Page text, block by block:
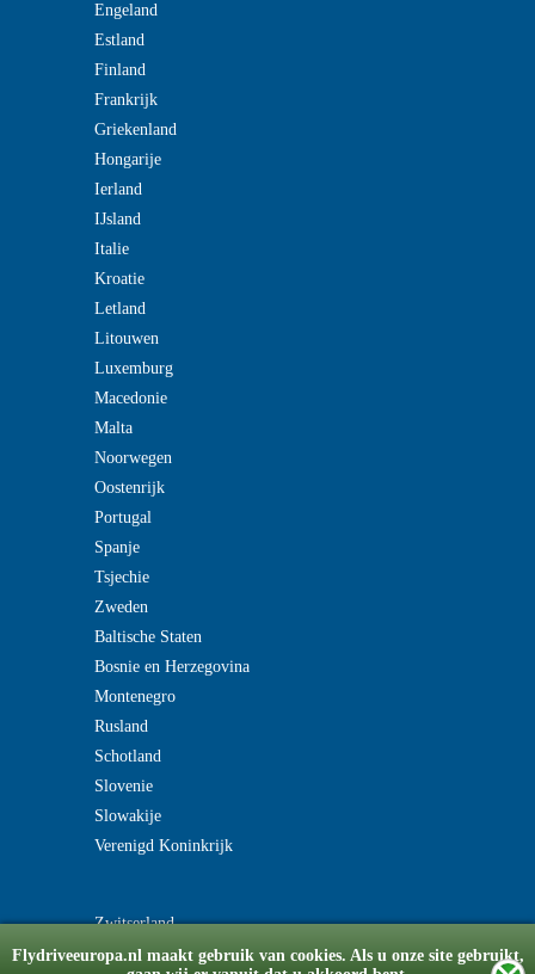
Flydriveeuropa.nl maakt gebruik van cookies. Als u onze site gebruikt,
Engeland
Estland
Finland
Frankrijk
Griekenland
Hongarije
Ierland
IJsland
Italie
Kroatie
Letland
Litouwen
Luxemburg
Macedonie
Malta
Noorwegen
Oostenrijk
Portugal
Spanje
Tsjechie
Zweden
Baltische Staten
Bosnie en Herzegovina
Montenegro
Rusland
Schotland
Slovenie
Slowakije
Verenigd Koninkrijk
Zwitserland